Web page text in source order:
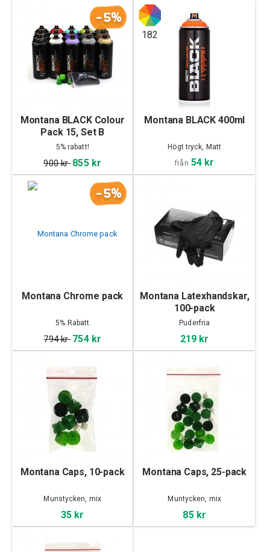
-5%
Montana BLACK Colour
Pack 15, Set B
5% rabatt!
900 kr 855 kr
182
Montana BLACK 400ml
Högt tryck, Matt
från 54 kr
-5%
Montana Chrome pack
5% Rabatt
794 kr 754 kr
Montana Latexhandskar,
100-pack
Puderfria
219 kr
Montana Caps, 10-pack
Munstycken, mix
35 kr
Montana Caps, 25-pack
Muntycken, mix
85 kr